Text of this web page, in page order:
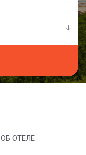
ОБ ОТЕЛЕ